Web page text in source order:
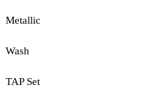
Metallic
Wash
TAP Set